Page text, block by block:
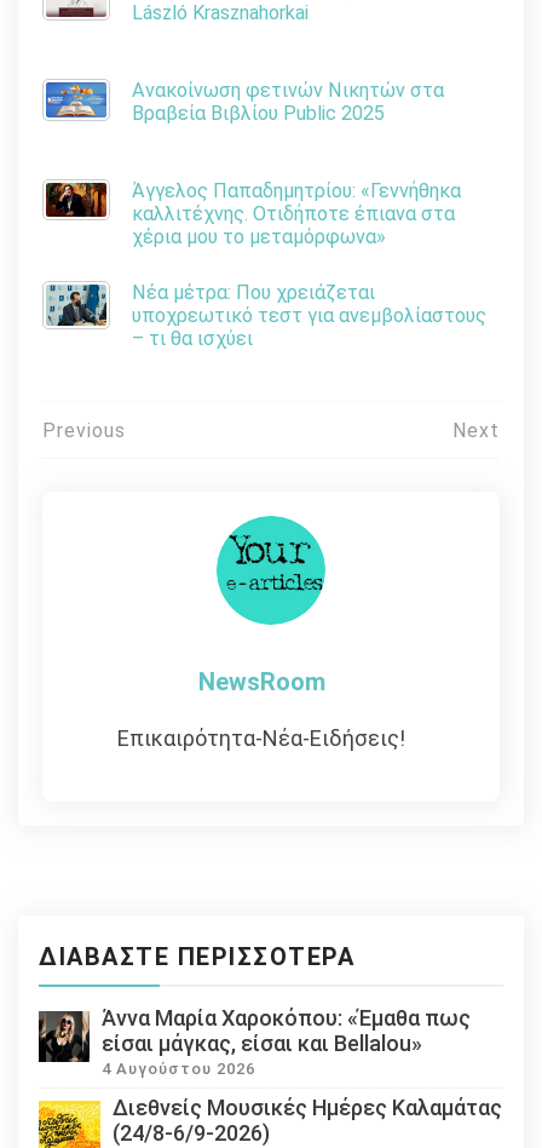
László Krasznahorkai
Ανακοίνωση φετινών Νικητών στα
Βραβεία Βιβλίου Public 2025
Άγγελος Παπαδημητρίου: «Γεννήθηκα
καλλιτέχνης. Οτιδήποτε έπιανα στα
χέρια μου το μεταμόρφωνα»
Νέα μέτρα: Που χρειάζεται
υποχρεωτικό τεστ για ανεμβολίαστους
– τι θα ισχύει
Πλοήγηση
Previous Next
NewsRoom
Επικαιρότητα-Νέα-Ειδήσεις!
ΔΙΑΒΆΣΤΕ ΠΕΡΙΣΣΌΤΕΡΑ
Άννα Μαρία Χαροκόπου: «Έμαθα πως
είσαι μάγκας, είσαι και Bellalou»
4 Αυγούστου 2026
Διεθνείς Μουσικές Ημέρες Καλαμάτας
(24/8-6/9-2026)